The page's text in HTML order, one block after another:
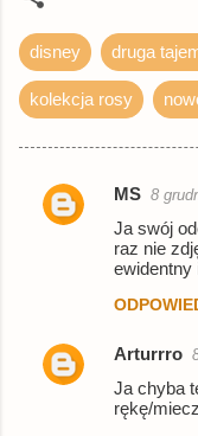
disney druga
kolekcja rosy
K
t
MS 8
Ja swój
raz nie
ewidentny
Arturrro
Ja chyba
rękę/